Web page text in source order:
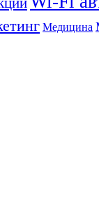
Медицина